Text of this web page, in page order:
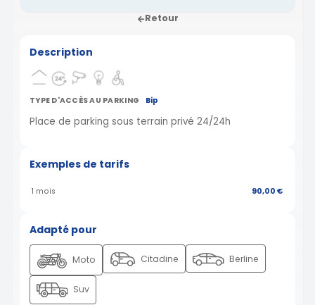
Retour
Description
TYPE D'ACCÈS AU PARKING Bip
Place de parking sous terrain privé 24/24h
Exemples de tarifs
1 mois 90,00 €
Adapté pour
Moto Citadine Berline
Suv